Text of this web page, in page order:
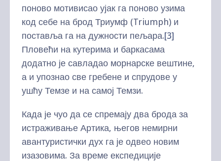
поново мотивисао ујак га поново узима
код себе на брод Триумф (Triumph) и
поставља га на дужности пељара.[3]
Пловећи на кутерима и баркасама
додатно је савладао морнарске вештине,
а и упознао све гребене и спрудове у
ушћу Темзе и на самој Темзи.
Када је чуо да се спремају два брода за
истраживање Артика, његов немирни
авантуристички дух га је одвео новим
изазовима. За време експедиције